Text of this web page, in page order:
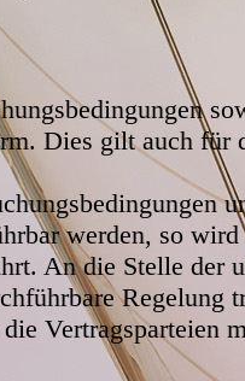
Dies gilt auch
werden, so
An die Stelle der
Regelung
Vertragsparteien